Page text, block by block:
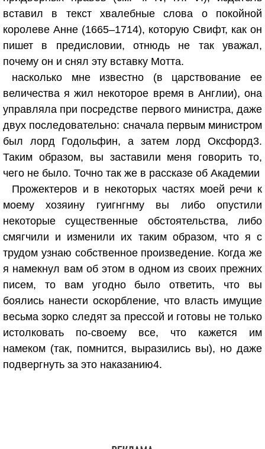
вставил в текст хвалебные слова о покойной
королеве Анне (1665–1714), которую Свифт, как он
пишет в предисловии, отнюдь не так уважал,
почему он и снял эту вставку Мотта.
насколько мне известно (в царствование ее
величества я жил некоторое время в Англии), она
управляла при посредстве первого министра, даже
двух последовательно: сначала первым министром
был лорд Годольфин, а затем лорд Оксфорд3.
Таким образом, вы заставили меня говорить то,
чего не было. Точно так же в рассказе об Академии
Прожектеров и в некоторых частях моей речи к
моему хозяину гуигнгнму вы либо опустили
некоторые существенные обстоятельства, либо
смягчили и изменили их таким образом, что я с
трудом узнаю собственное произведение. Когда же
я намекнул вам об этом в одном из своих прежних
писем, то вам угодно было ответить, что вы
боялись нанести оскорбление, что власть имущие
весьма зорко следят за прессой и готовы не только
истолковать по-своему все, что кажется им
намеком (так, помнится, выразились вы), но даже
подвергнуть за это наказанию4.